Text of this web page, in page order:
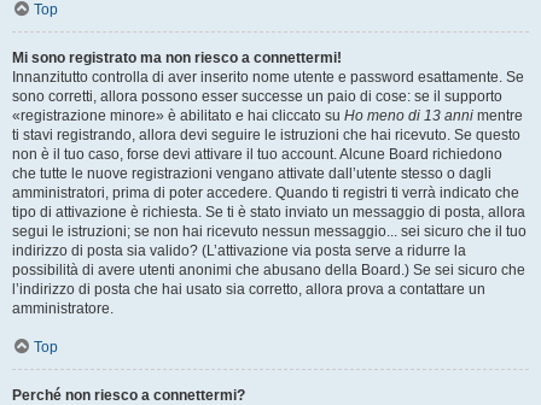
Top
Mi sono registrato ma non riesco a connettermi!
Innanzitutto controlla di aver inserito nome utente e password esattamente. Se
sono corretti, allora possono esser successe un paio di cose: se il supporto
«registrazione minore» è abilitato e hai cliccato su Ho meno di 13 anni mentre
ti stavi registrando, allora devi seguire le istruzioni che hai ricevuto. Se questo
non è il tuo caso, forse devi attivare il tuo account. Alcune Board richiedono
che tutte le nuove registrazioni vengano attivate dall’utente stesso o dagli
amministratori, prima di poter accedere. Quando ti registri ti verrà indicato che
tipo di attivazione è richiesta. Se ti è stato inviato un messaggio di posta, allora
segui le istruzioni; se non hai ricevuto nessun messaggio... sei sicuro che il tuo
indirizzo di posta sia valido? (L’attivazione via posta serve a ridurre la
possibilità di avere utenti anonimi che abusano della Board.) Se sei sicuro che
l’indirizzo di posta che hai usato sia corretto, allora prova a contattare un
amministratore.
Top
Perché non riesco a connettermi?